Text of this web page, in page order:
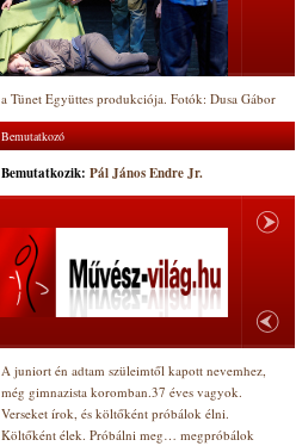
a Tünet Együttes produkciója. Fotók: Dusa Gábor
Bemutatkozó
Bemutatkozik: Pál János Endre Jr.
A juniort én adtam szüleimtől kapott nevemhez,
még gimnazista koromban.37 éves vagyok.
Verseket írok, és költőként próbálok élni.
Költőként élek. Próbálni meg… megpróbálok